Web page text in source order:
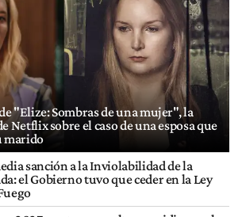
"Elize: Sombras de una mujer", la
Netflix sobre el caso de una esposa que
marido
sanción a la Inviolabilidad de la
el Gobierno tuvo que ceder en la Ley